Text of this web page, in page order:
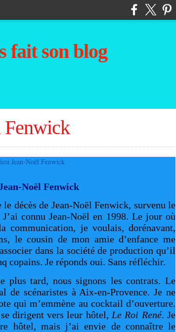
fait son blog
Fenwick
Noël Fenwick
le décès de Jean-Noël Fenwick, survenu le
connu Jean-Noël en 1998. Le jour où
communication, je voulais, dorénavant,
le cousin de mon amie d’enfance me
dans la société de production qu’il
copains. Je réponds oui. Sans réfléchir.
plus tard, nous signons les contrats. Le
de scénaristes à Aix-en-Provence. Je ne
qui m’emmène au cocktail d’ouverture.
dirigent vers leur hôtel, Le Roi René. Je
hôtel, mais j’ai envie de connaître le